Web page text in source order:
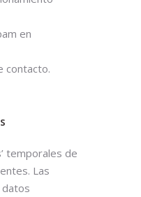
en
contacto.
temporales de
Las
datos